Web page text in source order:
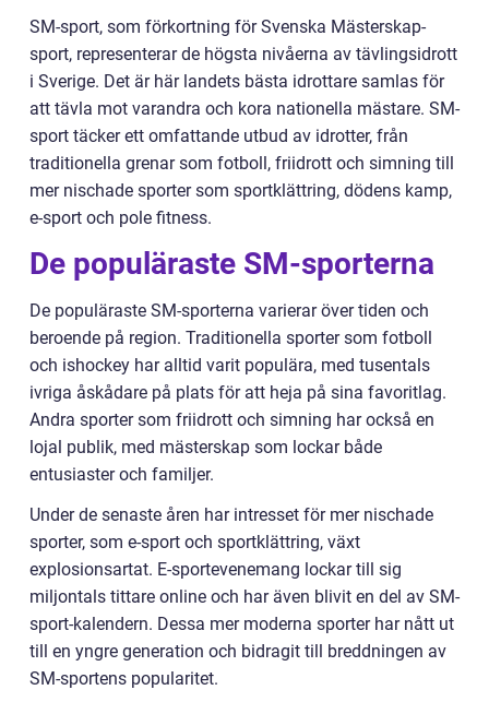
SM-sport, som förkortning för Svenska Mästerskap-
sport, representerar de högsta nivåerna av tävlingsidrott
i Sverige. Det är här landets bästa idrottare samlas för
att tävla mot varandra och kora nationella mästare. SM-
sport täcker ett omfattande utbud av idrotter, från
traditionella grenar som fotboll, friidrott och simning till
mer nischade sporter som sportklättring, dödens kamp,
e-sport och pole fitness.
De populäraste SM-sporterna
De populäraste SM-sporterna varierar över tiden och
beroende på region. Traditionella sporter som fotboll
och ishockey har alltid varit populära, med tusentals
ivriga åskådare på plats för att heja på sina favoritlag.
Andra sporter som friidrott och simning har också en
lojal publik, med mästerskap som lockar både
entusiaster och familjer.
Under de senaste åren har intresset för mer nischade
sporter, som e-sport och sportklättring, växt
explosionsartat. E-sportevenemang lockar till sig
miljontals tittare online och har även blivit en del av SM-
sport-kalendern. Dessa mer moderna sporter har nått ut
till en yngre generation och bidragit till breddningen av
SM-sportens popularitet.